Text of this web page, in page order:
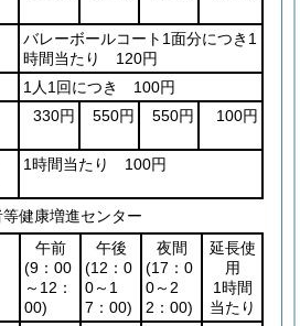
バレーボールコート1面分につき1
時間当たり 120円
1人1回につき 100円
330円 550円 550円 100円
1時間当たり 100円
健康増進センター
午前
(9：00
～12：
00)
午後
(12：0
0～1
7：00)
夜間
(17：0
0～2
2：00)
延長使
用
1時間
当たり